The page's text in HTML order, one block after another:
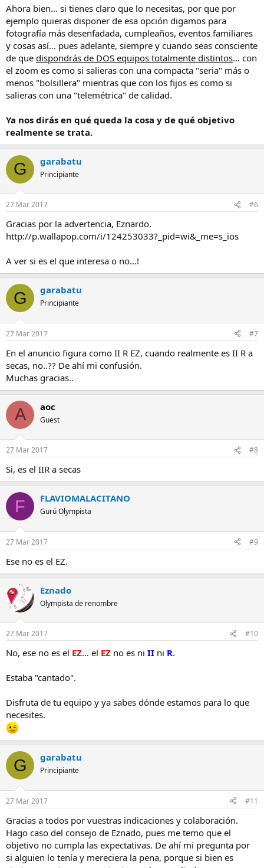
Ahora bien... si tienes claro que lo necesitas, por que por
ejemplo quieras disponer de esa opción digamos para
fotografía más desenfadada, cumpleaños, eventos familiares
y cosas así... pues adelante, siempre y cuando seas consciente
de que dispondrás de DOS equipos totalmente distintos... con
el zoom es como si salieras con una compacta "seria" más o
menos "bolsillera" mientras que con los fijos es como si
salieras con una "telemétrica" de calidad.
Ya nos dirás en qué queda la cosa y de qué objetivo
realmente se trata.
G garabatu
Principiante
27 Mar 2017 #6
Gracias por la advertencia, Eznardo.
http://p.wallapop.com/i/124253033?_pid=wi&_me=s_ios
A ver si es el que interesa o no...!
G garabatu
Principiante
27 Mar 2017 #7
En el anuncio figura como II R EZ, cuando realmente es II R a
secas, no..?? De ahí mi confusión.
Muchas gracias..
A aoc
Guest
27 Mar 2017 #8
Si, es el IIR a secas
F FLAVIOMALACITANO
Gurú Olympista
27 Mar 2017 #9
Ese no es el EZ.
Eznado
Olympista de renombre
27 Mar 2017 #10
No, ese no es el EZ... el EZ no es ni II ni R.
Estaba "cantado".
Disfruta de tu equipo y ya sabes dónde estamos para lo que
necesites.
G garabatu
Principiante
27 Mar 2017 #11
Gracias a todos por vuestras indicaciones y colaboración.
Hago caso del consejo de Eznado, pues me temo que el
objetivo no cumpla las expectativas. De ahí mi pregunta por
si alguien lo tenía y mereciera la pena, porque si bien es